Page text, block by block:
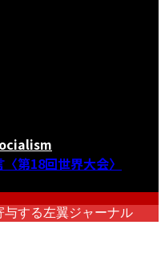
第18回世界大会〉
与する左翼ジャーナル